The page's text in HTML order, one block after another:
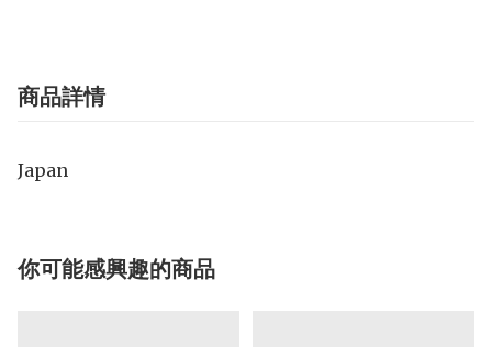
商品詳情
Japan
你可能感興趣的商品